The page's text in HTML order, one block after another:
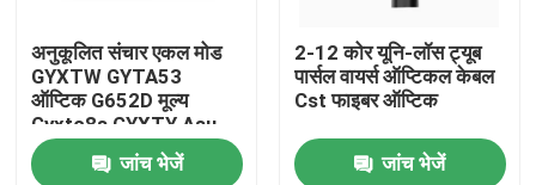
गुणवत्ता नियंत्रण
संपर्क करें
अनुकूलित संचार एकल मोड
GYXTW GYTA53
ऑप्टिक G652D मूल्य
Gyxtc8s GYXTY Asu
फाइबर केबल
जांच भेजें
2-12 कोर यूनि-लॉस ट्यूब
पार्सल वायर्स ऑप्टिकल केबल
Cst फाइबर ऑप्टिक
जांच भेजें